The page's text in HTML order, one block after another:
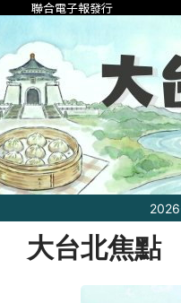
聯合電子報發行
大台北焦點